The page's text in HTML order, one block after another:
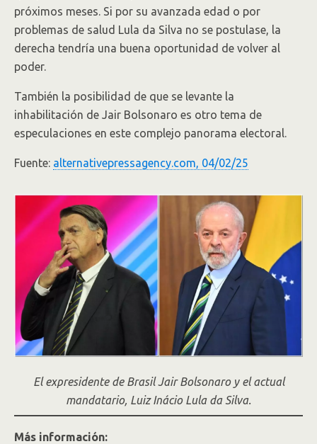
próximos meses. Si por su avanzada edad o por
problemas de salud Lula da Silva no se postulase, la
derecha tendría una buena oportunidad de volver al
poder.
También la posibilidad de que se levante la
inhabilitación de Jair Bolsonaro es otro tema de
especulaciones en este complejo panorama electoral.
Fuente: alternativepressagency.com, 04/02/25
El expresidente de Brasil Jair Bolsonaro y el actual
mandatario, Luiz Inácio Lula da Silva.
Más información: